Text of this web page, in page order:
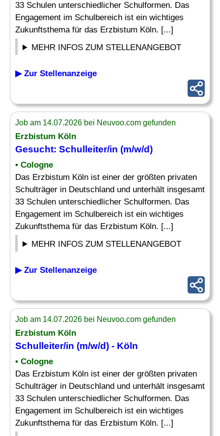
33 Schulen unterschiedlicher Schulformen. Das
Engagement im Schulbereich ist ein wichtiges
Zukunftsthema für das Erzbistum Köln. [...]
MEHR INFOS ZUM STELLENANGEBOT
▶ Zur Stellenanzeige
Job am 14.07.2026 bei Neuvoo.com gefunden
Erzbistum Köln
Gesucht: Schulleiter/in (m/w/d)
• Cologne
Das Erzbistum Köln ist einer der größten privaten
Schulträger in Deutschland und unterhält insgesamt
33 Schulen unterschiedlicher Schulformen. Das
Engagement im Schulbereich ist ein wichtiges
Zukunftsthema für das Erzbistum Köln. [...]
MEHR INFOS ZUM STELLENANGEBOT
▶ Zur Stellenanzeige
Job am 14.07.2026 bei Neuvoo.com gefunden
Erzbistum Köln
Schulleiter/in (m/w/d) - Köln
• Cologne
Das Erzbistum Köln ist einer der größten privaten
Schulträger in Deutschland und unterhält insgesamt
33 Schulen unterschiedlicher Schulformen. Das
Engagement im Schulbereich ist ein wichtiges
Zukunftsthema für das Erzbistum Köln. [...]